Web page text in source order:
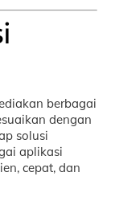
berbagai
dengan
solusi
aplikasi
cepat, dan